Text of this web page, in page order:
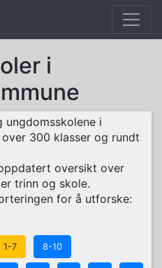
i
ungdomsskolene i
300 klasser og rundt
oversikt over
trinn og skole.
for å utforske:
1-7 8-10